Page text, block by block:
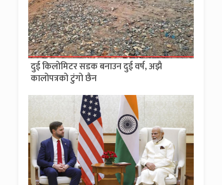
दुई किलोमिटर सडक बनाउन दुई वर्ष, अझै
कालोपत्रको टुंगो छैन